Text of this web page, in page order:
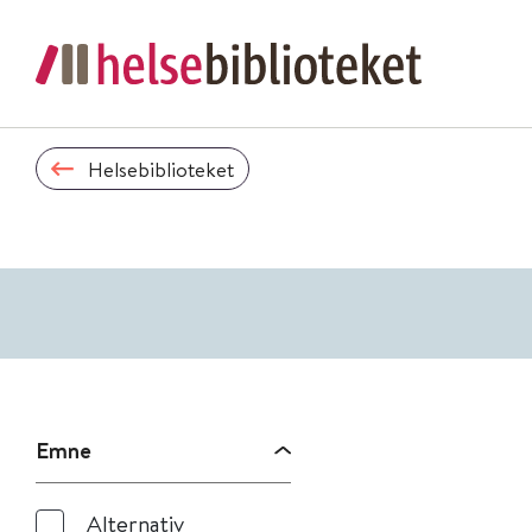
Helsebiblioteket
Emne
Alternativ